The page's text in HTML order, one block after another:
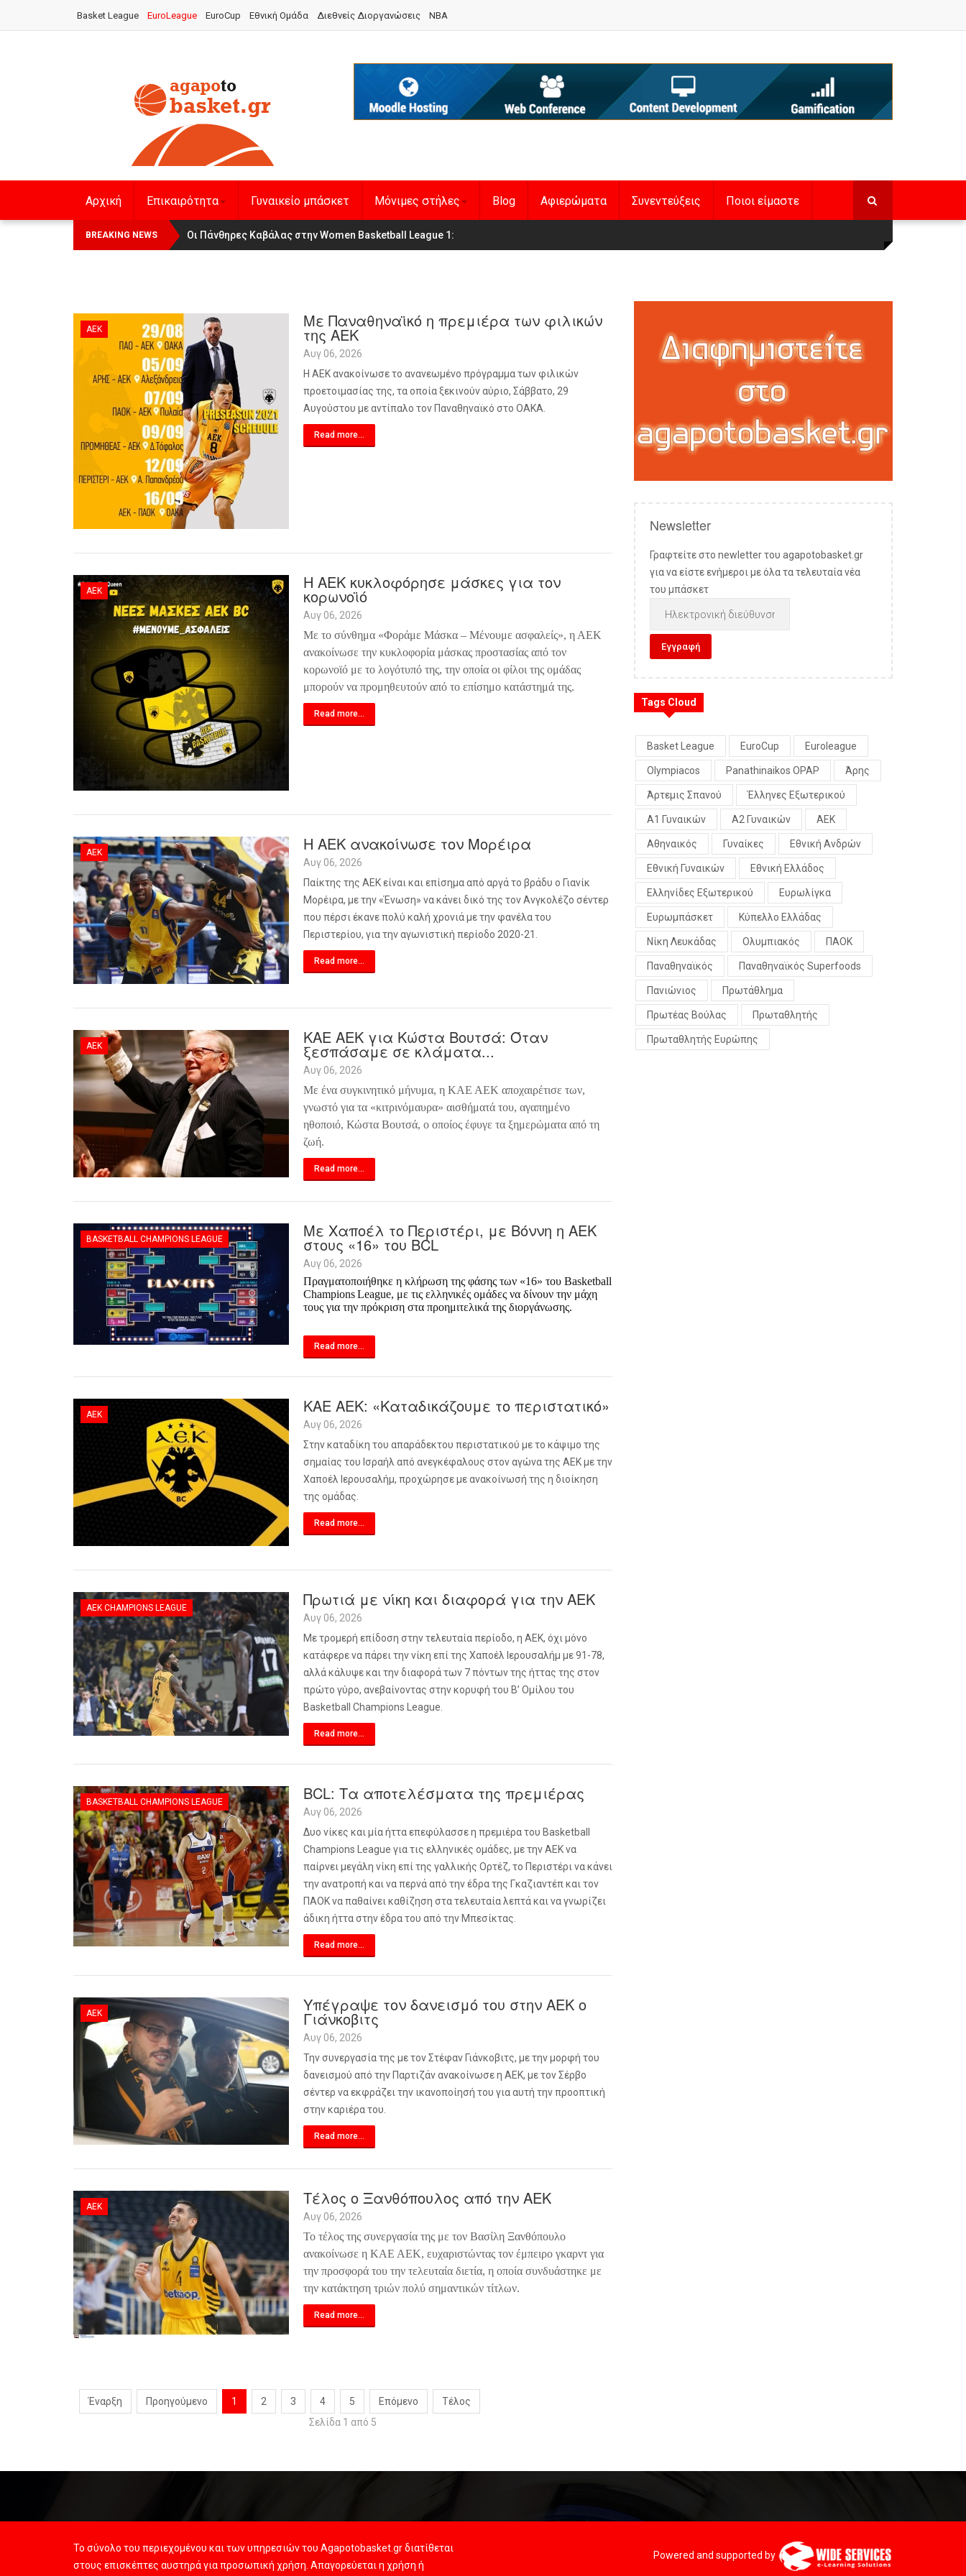
Basket League EuroLeague EuroCup Εθνική Ομάδα Διεθνείς Διοργανώσεις NBA
Αρχική Επικαιρότητα Γυναικείο μπάσκετ Μόνιμες στήλες Blog Αφιερώματα Συνεντεύξεις Ποιοι είμαστε
BREAKING NEWS Οι Πάνθηρες Καβάλας στην Women Basketball League 1
Αναχώρησε για τα Γιάννενα η Εθνική Γυναικών
ΑΕΚ Με Παναθηναϊκό η πρεμιέρα των φιλικών
της ΑΕΚ
Αυγ 06, 2026
Η ΑΕΚ ανακοίνωσε το ανανεωμένο πρόγραμμα των φιλικών
προετοιμασίας της, τα οποία ξεκινούν αύριο, Σάββατο, 29
Αυγούστου με αντίπαλο τον Παναθηναϊκό στο ΟΑΚΑ.
Read more...
ΑΕΚ Η ΑΕΚ κυκλοφόρησε μάσκες για τον
κορωνοϊό
Αυγ 06, 2026
Με το σύνθημα «Φοράμε Μάσκα – Μένουμε ασφαλείς», η ΑΕΚ
ανακοίνωσε την κυκλοφορία μάσκας προστασίας από τον
κορωνοϊό με το λογότυπό της, την οποία οι φίλοι της ομάδας
μπορούν να προμηθευτούν από το επίσημο κατάστημά της.
Read more...
ΑΕΚ Η ΑΕΚ ανακοίνωσε τον Μορέιρα
Αυγ 06, 2026
Παίκτης της ΑΕΚ είναι και επίσημα από αργά το βράδυ ο Γιανίκ
Μορέιρα, με την «Ένωση» να κάνει δικό της τον Ανγκολέζο σέντερ
που πέρσι έκανε πολύ καλή χρονιά με την φανέλα του
Περιστερίου, για την αγωνιστική περίοδο 2020-21.
Read more...
ΑΕΚ ΚΑΕ ΑΕΚ για Κώστα Βουτσά: Όταν
ξεσπάσαμε σε κλάματα...
Αυγ 06, 2026
Με ένα συγκινητικό μήνυμα, η ΚΑΕ ΑΕΚ αποχαιρέτισε των,
γνωστό για τα «κιτρινόμαυρα» αισθήματά του, αγαπημένο
ηθοποιό, Κώστα Βουτσά, ο οποίος έφυγε τα ξημερώματα από τη
ζωή.
Read more...
BASKETBALL CHAMPIONS LEAGUE Με Χαποέλ το Περιστέρι, με Βόννη η ΑΕΚ
στους «16» του BCL
Αυγ 06, 2026
Πραγματοποιήθηκε η κλήρωση της φάσης των «16» του Basketball
ChampionsLeague, με τις ελληνικές ομάδες να δίνουν την μάχη
τους για την πρόκριση στα προημιτελικά της διοργάνωσης.
Read more...
ΑΕΚ ΚΑΕ ΑΕΚ: «Καταδικάζουμε το περιστατικό»
Αυγ 06, 2026
Στην καταδίκη του απαράδεκτου περιστατικού με το κάψιμο της
σημαίας του Ισραήλ από ανεγκέφαλους στον αγώνα της ΑΕΚ με την
Χαποέλ Ιερουσαλήμ, προχώρησε με ανακοίνωσή της η διοίκηση
της ομάδας.
Read more...
ΑΕΚ CHAMPIONS LEAGUE Πρωτιά με νίκη και διαφορά για την ΑΕΚ
Αυγ 06, 2026
Με τρομερή επίδοση στην τελευταία περίοδο, η ΑΕΚ, όχι μόνο
κατάφερε να πάρει την νίκη επί της Χαποέλ Ιερουσαλήμ με 91-78,
αλλά κάλυψε και την διαφορά των 7 πόντων της ήττας της στον
πρώτο γύρο, ανεβαίνοντας στην κορυφή του Β’ Ομίλου του
Basketball
Champions League
Read more...
BASKETBALL CHAMPIONS LEAGUE BCL: Τα αποτελέσματα της πρεμιέρας
Αυγ 06, 2026
Δυο νίκες και μία ήττα επεφύλασσε η πρεμιέρα του Basketball
Champions
League για τις ελληνικές ομάδες, με την ΑΕΚ να
παίρνει μεγάλη νίκη επί της γαλλικής Ορτέζ, το Περιστέρι να κάνει
την ανατροπή και να περνά από την έδρα της Γκαζιαντέπ και τον
ΠΑΟΚ να παθαίνει καθίζηση στα τελευταία λεπτά και να γνωρίζει
άδικη ήττα στην έδρα του από την Μπεσίκτας.
Read more...
ΑΕΚ Υπέγραψε τον δανεισμό του στην ΑΕΚ ο
Γιάνκοβιτς
Αυγ 06, 2026
Την συνεργασία της με τον Στέφαν Γιάνκοβιτς, με την μορφή του
δανεισμού από την Παρτιζάν ανακοίνωσε η ΑΕΚ, με τον Σέρβο
σέντερ να εκφράζει την ικανοποίησή του για αυτή την προοπτική
στην καριέρα του.
Read more...
ΑΕΚ Τέλος ο Ξανθόπουλος από την ΑΕΚ
Αυγ 06, 2026
Το τέλος της συνεργασία της με τον Βασίλη Ξανθόπουλο
ανακοίνωσε η ΚΑΕ ΑΕΚ, ευχαριστώντας τον έμπειρο γκαρντ για
την προσφορά του την τελευταία διετία, η οποία συνδυάστηκε με
την κατάκτηση τριών πολύ σημαντικών τίτλων.
Read more...
Έναρξη Προηγούμενο 1 2 3 4 5 Επόμενο
Τέλος
Σελίδα 1 από 5
Newsletter
Γραφτείτε στο newletter του agapotobasket.gr
για να είστε ενήμεροι με όλα τα τελευταία νέα
του μπάσκετ
Tags Cloud
Basket League EuroCup Euroleague
Olympiacos Panathinaikos OPAP Άρης
Άρτεμις Σπανού Έλληνες Εξωτερικού
Α1 Γυναικών Α2 Γυναικών ΑΕΚ
Αθηναικός Γυναίκες Εθνική Ανδρών
Εθνική Γυναικών Εθνική Ελλάδος
Ελληνίδες Εξωτερικού Ευρωλίγκα
Ευρωμπάσκετ Κύπελλο Ελλάδας
Νίκη Λευκάδας Ολυμπιακός ΠΑΟΚ
Παναθηναϊκός Παναθηναϊκός Superfoods
Πανιώνιος Πρωτάθλημα
Πρωτέας Βούλας Πρωταθλητής
Πρωταθλητής Ευρώπης
Το σύνολο του περιεχομένου και των υπηρεσιών του Agapotobasket.gr διατίθεται
στους επισκέπτες αυστηρά για προσωπική χρήση. Απαγορεύεται η χρήση ή
Powered and supported by